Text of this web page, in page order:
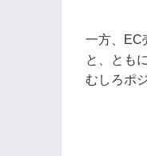
一方、EC
と、とも
むしろポ